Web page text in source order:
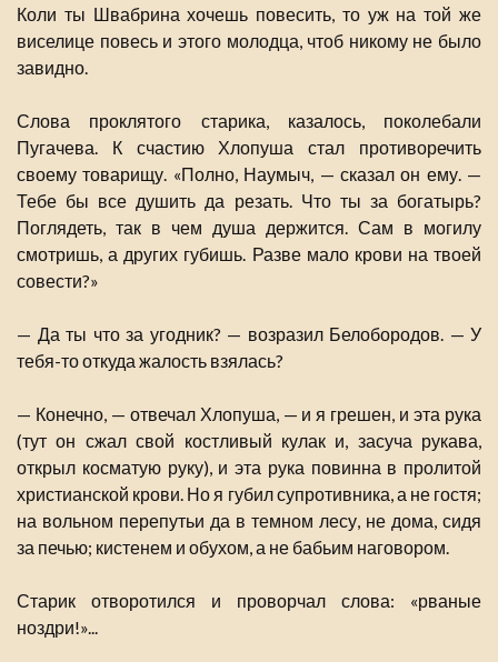
Коли ты Швабрина хочешь повесить, то уж на той же
виселице повесь и этого молодца, чтоб никому не было
завидно.
Слова проклятого старика, казалось, поколебали
Пугачева. К счастию Хлопуша стал противоречить
своему товарищу. «Полно, Наумыч, — сказал он ему. —
Тебе бы все душить да резать. Что ты за богатырь?
Поглядеть, так в чем душа держится. Сам в могилу
смотришь, а других губишь. Разве мало крови на твоей
совести?»
— Да ты что за угодник? — возразил Белобородов. — У
тебя-то откуда жалость взялась?
— Конечно, — отвечал Хлопуша, — и я грешен, и эта рука
(тут он сжал свой костливый кулак и, засуча рукава,
открыл косматую руку), и эта рука повинна в пролитой
христианской крови. Но я губил супротивника, а не гостя;
на вольном перепутьи да в темном лесу, не дома, сидя
за печью; кистенем и обухом, а не бабьим наговором.
Старик отворотился и проворчал слова: «рваные
ноздри!»...